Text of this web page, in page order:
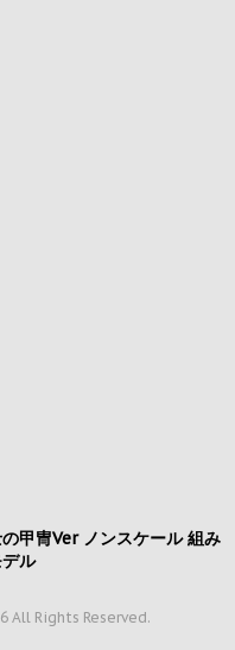
甲冑Ver ノンスケール 組み
ル
All Rights Reserved.